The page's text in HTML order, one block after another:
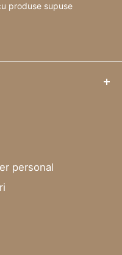
produse supuse
personal